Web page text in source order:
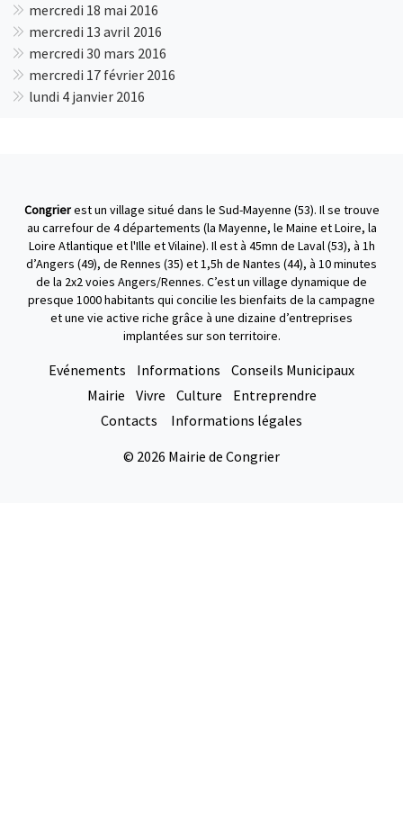
mercredi 18 mai 2016
mercredi 13 avril 2016
mercredi 30 mars 2016
mercredi 17 février 2016
lundi 4 janvier 2016
Congrierest un village situé dans le Sud-Mayenne (53). Il se trouve
au carrefour de 4 départements (la Mayenne, le Maine et Loire, la
Loire Atlantique et l'Ille et Vilaine). Il est à 45mn de Laval (53), à 1h
d’Angers (49), de Rennes (35) et 1,5h de Nantes (44), à 10 minutes
de la 2x2 voies Angers/Rennes. C’est un village dynamique de
presque 1000 habitants qui concilie les bienfaits de la campagne
et une vie active riche grâce à une dizaine d’entreprises
implantées sur son territoire.
Evénements Informations
Conseils Municipaux
Mairie
Vivre Culture
Entreprendre
Contacts
Informations légales
© 2026 Mairie de Congrier